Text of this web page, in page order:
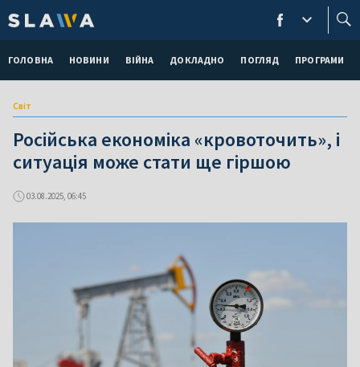
ГОЛОВНА НОВИНИ ВІЙНА ДОКЛАДНО ПОГЛЯД ПРОГРАМИ
Світ
Російська економіка «кровоточить», і
ситуація може стати ще гіршою
03.08.2025, 06:45